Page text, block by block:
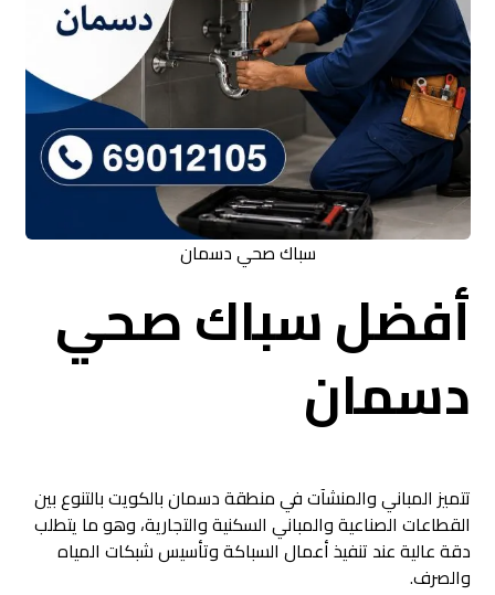
سباك صحي دسمان
أفضل سباك صحي
دسمان
تتميز المباني والمنشآت في منطقة دسمان بالكويت بالتنوع بين
القطاعات الصناعية والمباني السكنية والتجارية، وهو ما يتطلب
دقة عالية عند تنفيذ أعمال السباكة وتأسيس شبكات المياه
والصرف.